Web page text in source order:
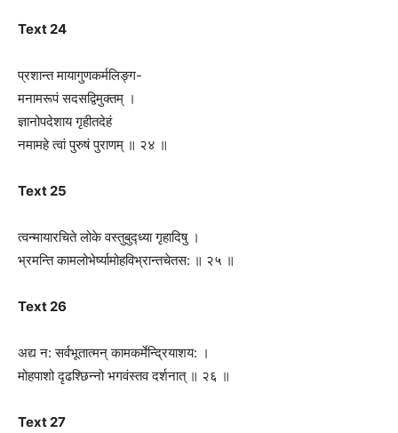
Text 24
प्रशान्त मायागुणकर्मलिङ्ग-
मनामरूपं सदसद्विमुक्तम् ।
ज्ञानोपदेशाय गृहीतदेहं
नमामहे त्वां पुरुषं पुराणम् ॥ २४ ॥
Text 25
त्वन्मायारचिते लोके वस्तुबुद्ध्या गृहादिषु ।
भ्रमन्ति कामलोभेर्ष्यामोहविभ्रान्तचेतस: ॥ २५ ॥
Text 26
अद्य न: सर्वभूतात्मन् कामकर्मेन्द्रियाशय: ।
मोहपाशो द‍ृढश्छिन्नो भगवंस्तव दर्शनात् ॥ २६ ॥
Text 27